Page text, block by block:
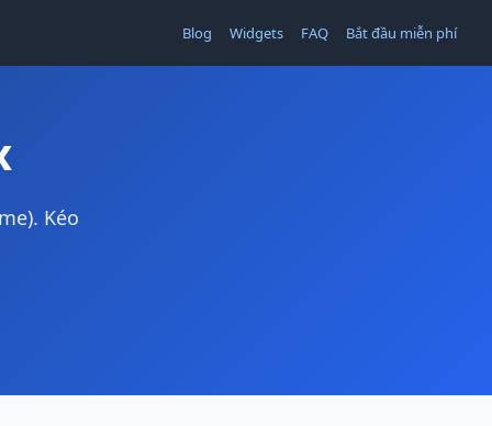
Blog Widgets FAQ Bắt đầu miễn phí
Kéo